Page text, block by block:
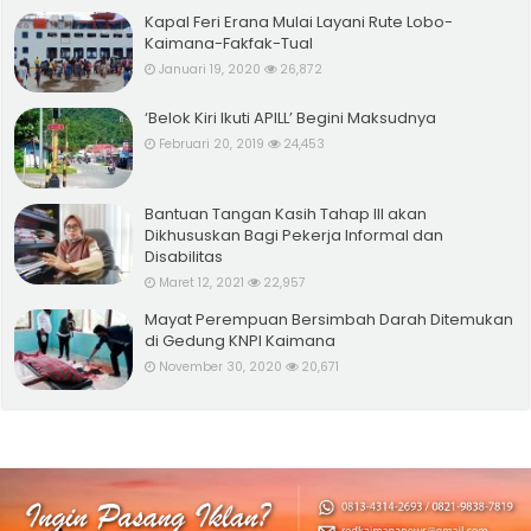
Kapal Feri Erana Mulai Layani Rute Lobo-
Kaimana-Fakfak-Tual
Januari 19, 2020 26,872
‘Belok Kiri Ikuti APILL’ Begini Maksudnya
Februari 20, 2019 24,453
Bantuan Tangan Kasih Tahap III akan
Dikhususkan Bagi Pekerja Informal dan
Disabilitas
Maret 12, 2021 22,957
Mayat Perempuan Bersimbah Darah Ditemukan
di Gedung KNPI Kaimana
November 30, 2020 20,671